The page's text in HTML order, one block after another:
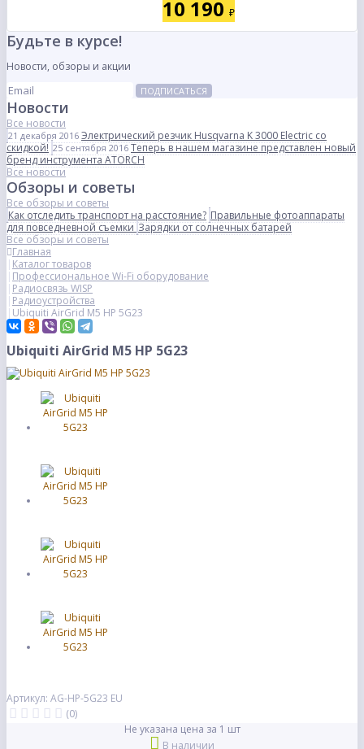
10 190 ₽
Будьте в курсе!
Новости, обзоры и акции
ПОДПИСАТЬСЯ
Новости
Все новости
21 декабря 2016 Электрический резчик Husqvarna K 3000 Electric со
скидкой! 25 сентября 2016 Теперь в нашем магазине представлен новый
бренд инструмента ATORCH
Все новости
Обзоры и советы
Все обзоры и советы
Как отследить транспорт на расстояние? Правильные фотоаппараты
для повседневной съемкиЗарядки от солнечных батарей
Все обзоры и советы
Главная
Каталог товаров
Профессиональное Wi-Fi оборудование
Радиосвязь WISP
Радиоустройства
Ubiquiti AirGrid M5 HP 5G23
Ubiquiti AirGrid M5 HP 5G23
Артикул: AG-HP-5G23 EU
(0)
Не указана цена за 1 шт
В наличии